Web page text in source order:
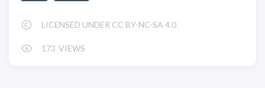
LICENSED UNDER CC BY-NC-SA 4.0
173 VIEWS